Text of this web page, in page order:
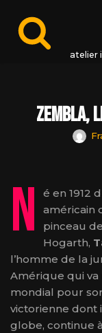
Aller
atelier
ZEMBLA,
N
é en 1912
américain
pinceau
Hogarth,
l’homme de la
Amérique qui
mondial pour
victorienne dont
globe, continue